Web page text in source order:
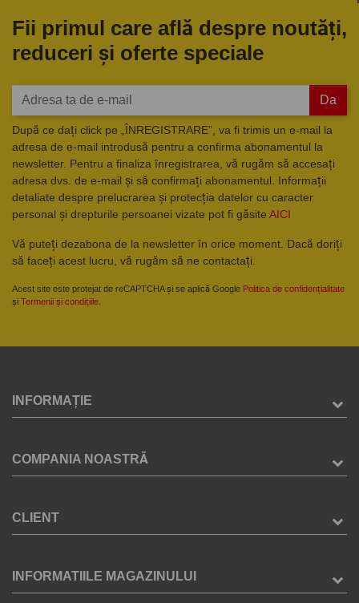
Fii primul care află despre noutăți,
reduceri și oferte speciale
Da
După ce dați click pe „ÎNREGISTRARE”, va fi trimis un e-mail la
adresa de e-mail introdusă pentru a confirma abonamentul la
newsletter. Pentru a finaliza înregistrarea, vă rugăm să accesați
adresa dvs. de e-mail și să confirmați abonamentul. Informații
detaliate despre prelucrarea și protecția datelor cu caracter
personal și drepturile persoanei vizate pot fi găsite AICI
Vă puteți dezabona de la newsletter în orice moment. Dacă doriți
să faceți acest lucru, vă rugăm să ne contactați.
Acest site este protejat de reCAPTCHA și se aplică Google Politica de confidențialitate
și Termenii și condițiile
INFORMAȚIE
COMPANIA NOASTRĂ
CLIENT
INFORMATIILE MAGAZINULUI